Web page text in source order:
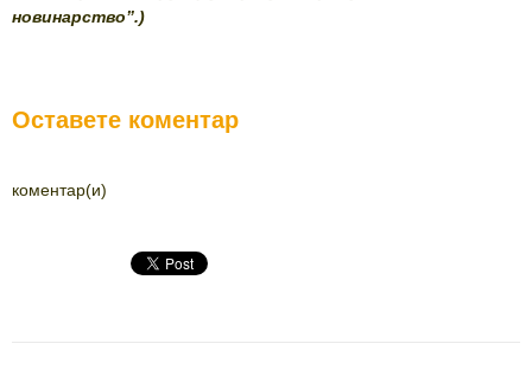
новинарство”.)
Оставете коментар
коментар(и)